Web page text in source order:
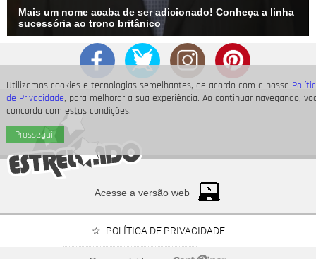
Utilizamos cookies e tecnologias semelhantes, de acordo com a nossa
de Privacidade, para melhorar a sua experiência. Ao continuar navegando,
concorda com estas condições.
Prosseguir
Mais um nome acaba de ser adicionado! Conheça a linha
sucessória ao trono britânico
Acesse a versão web
POLÍTICA DE PRIVACIDADE